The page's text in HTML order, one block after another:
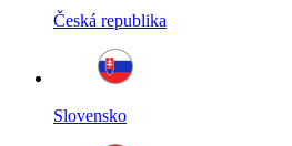
Česká republika
Slovensko